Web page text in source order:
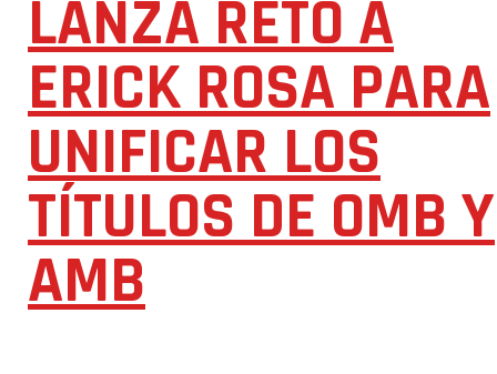
LANZA RETO A
ERICK ROSA PARA
UNIFICAR LOS
TÍTULOS DE OMB Y
AMB